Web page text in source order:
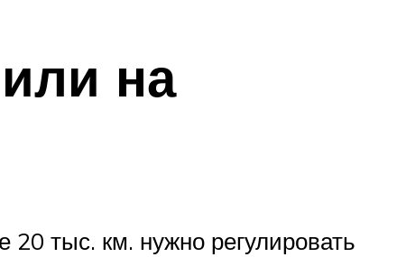
на
тыс. км. нужно регулировать